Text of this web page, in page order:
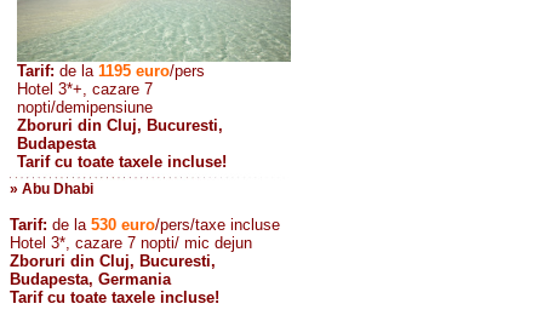
Tarif: de la 1195 euro/pers
Hotel 3*+, cazare 7
nopti/demipensiune
Zboruri din Cluj, Bucuresti,
Budapesta
Tarif cu toate taxele incluse!
» Abu Dhabi
Tarif: de la 530 euro/pers/taxe incluse
Hotel 3*, cazare 7 nopti/ mic dejun
Zboruri din Cluj, Bucuresti,
Budapesta, Germania
Tarif cu toate taxele incluse!